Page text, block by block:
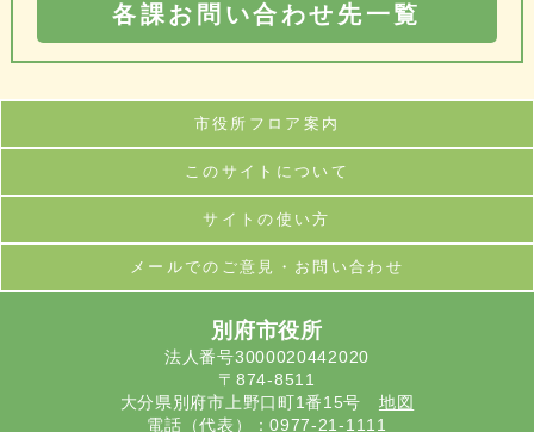
各課お問い合わせ先一覧
市役所フロア案内
このサイトについて
サイトの使い方
メールでのご意見・お問い合わせ
別府市役所
法人番号3000020442020
〒874-8511
大分県別府市上野口町1番15号 地図
電話（代表）：0977-21-1111